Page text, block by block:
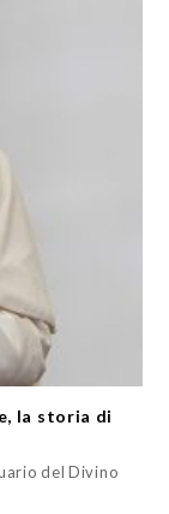
la storia di
del Divino